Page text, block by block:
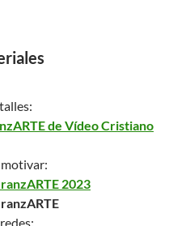
de Vídeo Cristiano
2023